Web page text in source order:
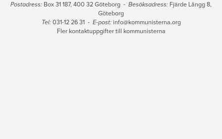
Postadress: Box 31 187, 400 32 Göteborg - Besöksadress: Fjärde Långg 8,
Göteborg
Tel:031-12 26 31 - E-post: info@kommunisterna.org
Fler kontaktuppgifter till kommunisterna